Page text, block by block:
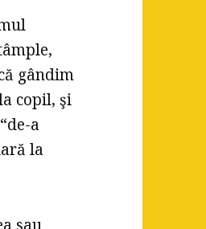
gândim
copil, şi
a
la